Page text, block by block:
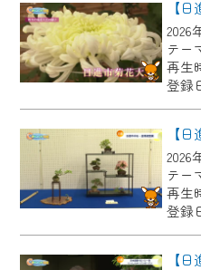
2026
テー
再生
登録
【
2026
テー
再生
登録
2024/09/02
動画配信サービス『
年9月24日からリニ
【変更点】
◆デザイン変更によ
の動画コンテンツが
◆当社アプリやＰＣ
でも・どこでも・外
CCNetサービスエ
番組をご視聴いただけ